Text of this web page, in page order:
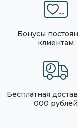
Бонусы
клиентам
Бесплатная
000 рублей